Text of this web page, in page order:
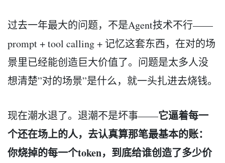
过去一年最大的问题，不是Agent技术不行——
prompt + tool calling + 记忆这套东西，在对的场
景里已经能创造巨大价值了。问题是太多人没
想清楚”对的场景”是什么，就一头扎进去烧钱。
现在潮水退了。退潮不是坏事——它逼着每一
个还在场上的人，去认真算那笔最基本的账：
你烧掉的每一个token，到底给谁创造了多少价